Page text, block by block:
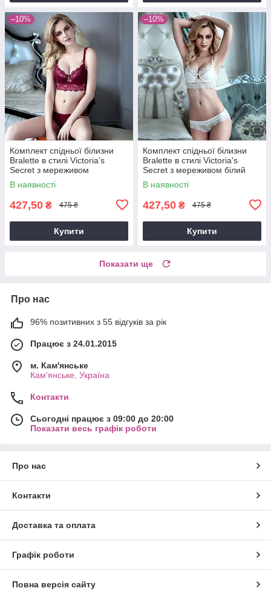
–10%
Комплект спідньої білизни
Bralette в стилі Victoria's
Secret з мереживом
бордовий
В наявності
427,50 ₴ 475 ₴
Купити
–10%
Комплект спідньої білизни
Bralette в стилі Victoria's
Secret з мереживом білий
В наявності
427,50 ₴ 475 ₴
Купити
Показати ще
Про нас
96% позитивних з 55 відгуків за рік
Працює з 24.01.2015
м. Кам'янське
Кам'янське, Україна
Контакти
Сьогодні працює з 09:00 до 20:00
Показати весь графік роботи
Про нас
Контакти
Доставка та оплата
Графік роботи
Повна версія сайту